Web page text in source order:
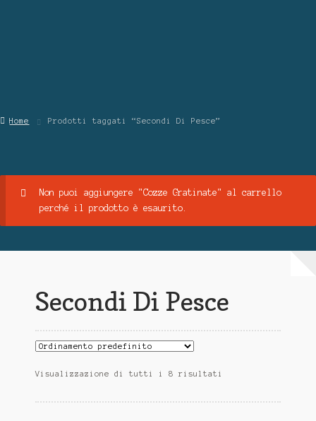
Home Prodotti taggati “Secondi Di Pesce”
Non puoi aggiungere "Cozze Gratinate" al carrello
perché il prodotto è esaurito.
Secondi Di Pesce
Visualizzazione di tutti i 8 risultati